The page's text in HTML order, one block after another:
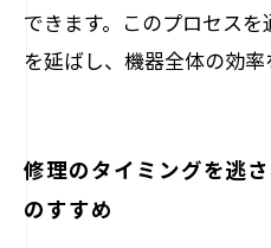
できます。このプロセス
を延ばし、機器全体の効率
修理のタイミングを逃
のすすめ